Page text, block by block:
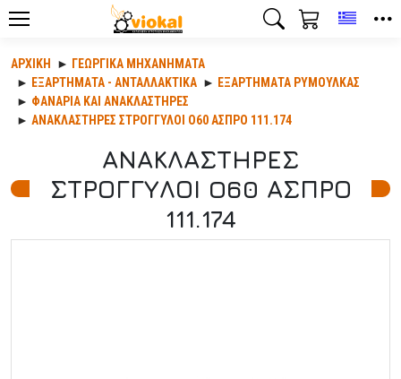
ΑΡΧΙΚΉ
ΓΕΩΡΓΙΚΆ ΜΗΧΑΝΉΜΑΤΑ
ΕΞΑΡΤΉΜΑΤΑ - ΑΝΤΑΛΛΑΚΤΙΚΆ
ΕΞΑΡΤΗΜΑΤΑ ΡΥΜΟΥΛΚΑΣ
ΦΑΝΑΡΙΑ ΚΑΙ ΑΝΑΚΛΑΣΤΗΡΕΣ
ΑΝΑΚΛΑΣΤΗΡΕΣ ΣΤΡΟΓΓΥΛΟΙ O60 ΑΣΠΡΟ 111.174
ΑΝΑΚΛΑΣΤΗΡΕΣ
ΣΤΡΟΓΓΥΛΟΙ O60 ΑΣΠΡΟ
111.174